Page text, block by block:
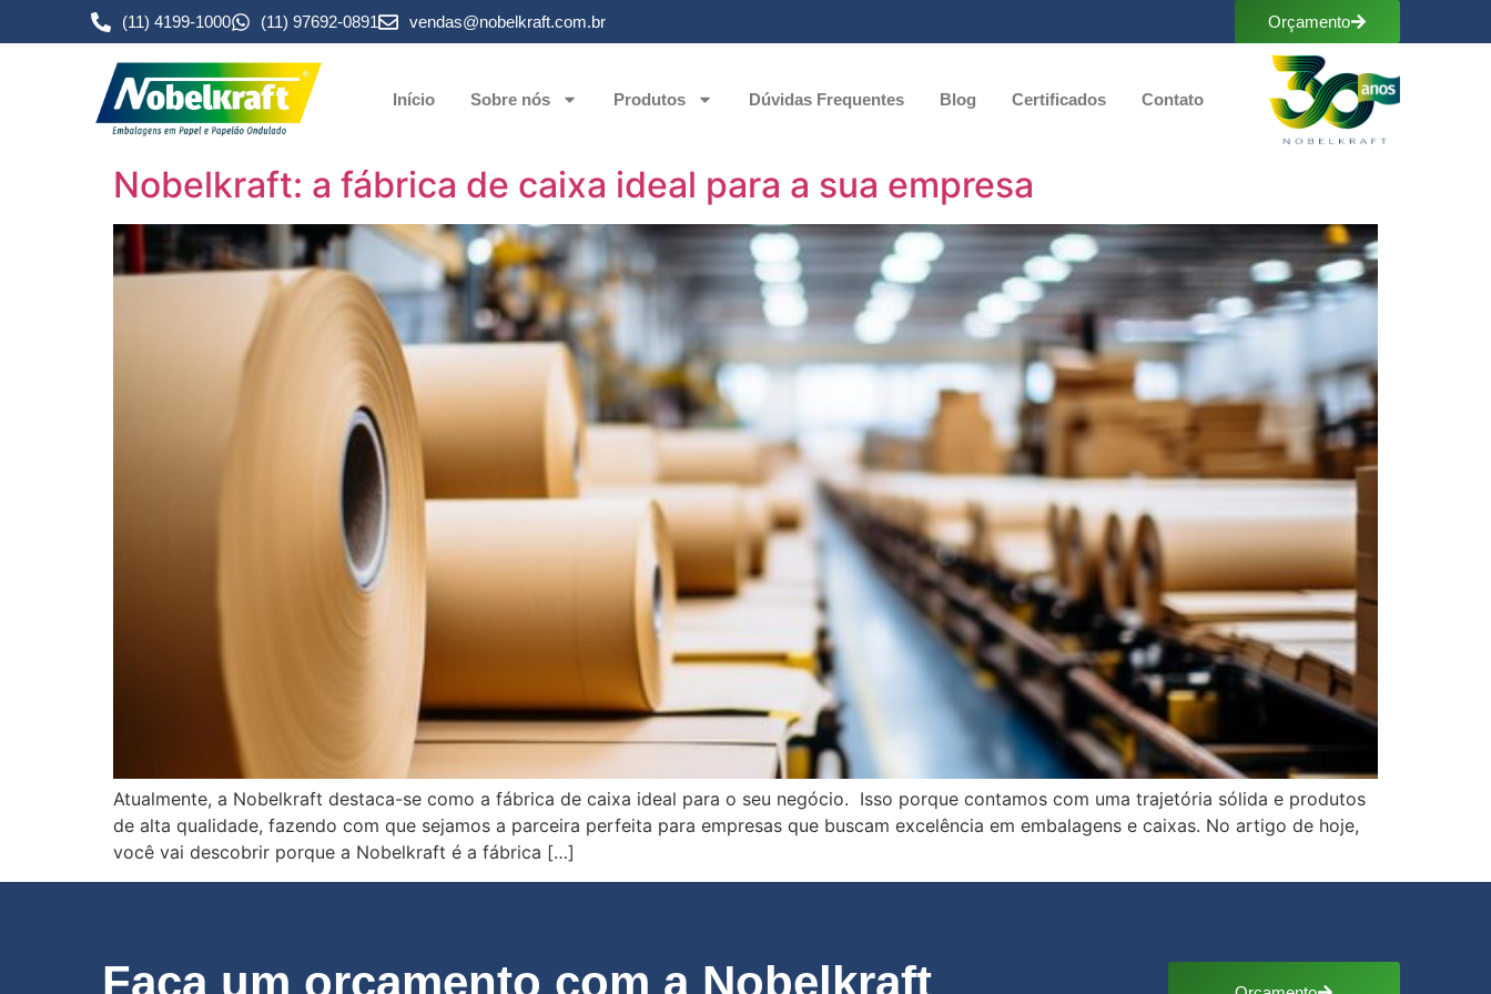
(11) 4199-1000 (11) 97692-0891 vendas@nobelkraft.com.br Orçamento
Início Sobre nós Produtos Dúvidas Frequentes Blog Certificados Contato
Nobelkraft: a fábrica de caixa ideal para a sua empresa
Atualmente, a Nobelkraft destaca-se como a fábrica de caixa ideal para o seu negócio. Isso porque contamos com uma trajetória sólida e produtos
de alta qualidade, fazendo com que sejamos a parceira perfeita para empresas que buscam excelência em embalagens e caixas. No artigo de hoje,
você vai descobrir porque a Nobelkraft é a fábrica […]
Faça um orçamento com a Nobelkraft